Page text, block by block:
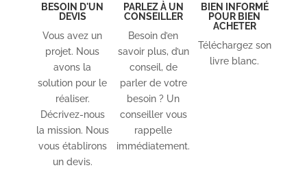
BESOIN D'UN
DEVIS
Vous avez un
projet. Nous
avons la
solution pour le
réaliser.
Décrivez-nous
la mission. Nous
vous établirons
un devis.
PARLEZ À UN
CONSEILLER
Besoin d’en
savoir plus, d’un
conseil, de
parler de votre
besoin ? Un
conseiller vous
rappelle
immédiatement.
BIEN INFORMÉ
POUR BIEN
ACHETER
Téléchargez son
livre blanc.